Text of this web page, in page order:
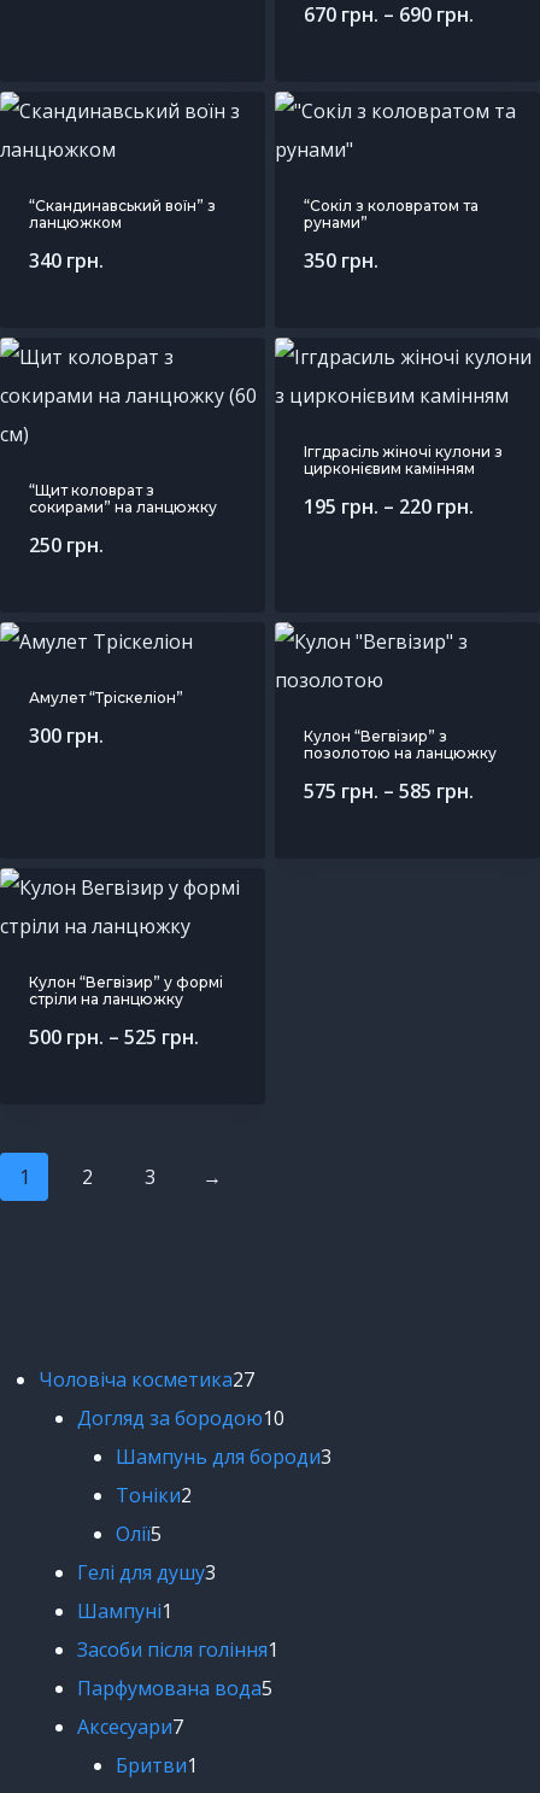
670 грн. – 690 грн.
“Скандинавський воїн” з
ланцюжком
340 грн.
“Сокіл з коловратом та
рунами”
350 грн.
“Щит коловрат з
сокирами” на ланцюжку
250 грн.
Іггдрасіль жіночі кулони з
цирконієвим камінням
195 грн. – 220 грн.
Амулет “Тріскеліон”
300 грн.
Кулон “Вегвізир” з
позолотою на ланцюжку
575 грн. – 585 грн.
Кулон “Вегвізир” у формі
стріли на ланцюжку
500 грн. – 525 грн.
1 2 3 →
Чоловіча косметика27
Догляд за бородою10
Шампунь для бороди3
Тоніки2
Олії5
Гелі для душу3
Шампуні1
Засоби після гоління1
Парфумована вода5
Аксесуари7
Бритви1